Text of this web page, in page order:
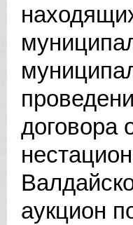
договора
аукцион